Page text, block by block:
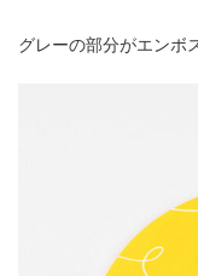
グレーの部分がエンボ